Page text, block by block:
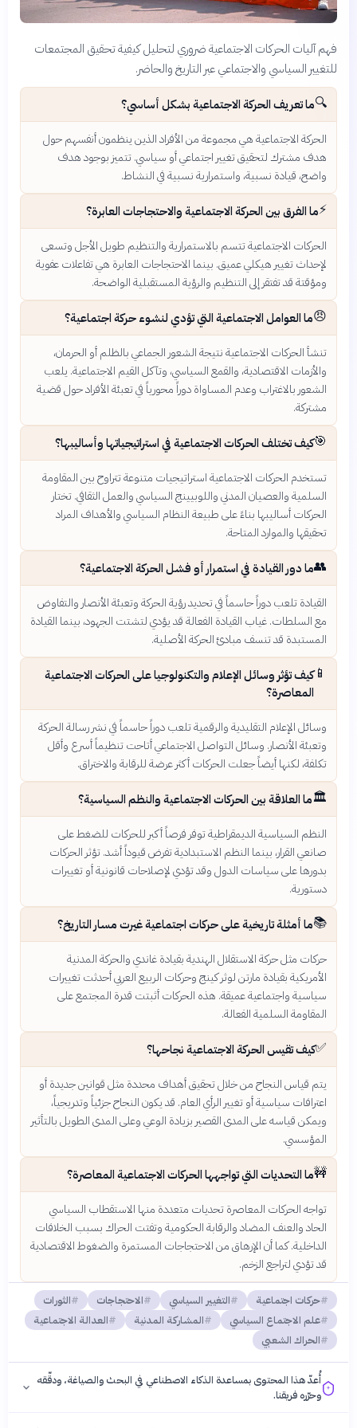
فهم آليات الحركات الاجتماعية ضروري لتحليل كيفية تحقيق المجتمعات
للتغيير السياسي والاجتماعي عبر التاريخ والحاضر.
🔍ما تعريف الحركة الاجتماعية بشكل أساسي؟
الحركة الاجتماعية هي مجموعة من الأفراد الذين ينظمون أنفسهم حول
هدف مشترك لتحقيق تغيير اجتماعي أو سياسي. تتميز بوجود هدف
واضح، قيادة نسبية، واستمرارية نسبية في النشاط.
⚡ما الفرق بين الحركة الاجتماعية والاحتجاجات العابرة؟
الحركات الاجتماعية تتسم بالاستمرارية والتنظيم طويل الأجل وتسعى
لإحداث تغيير هيكلي عميق. بينما الاحتجاجات العابرة هي تفاعلات عفوية
ومؤقتة قد تفتقر إلى التنظيم والرؤية المستقبلية الواضحة.
😠ما العوامل الاجتماعية التي تؤدي لنشوء حركة اجتماعية؟
تنشأ الحركات الاجتماعية نتيجة الشعور الجماعي بالظلم أو الحرمان،
والأزمات الاقتصادية، والقمع السياسي، وتآكل القيم الاجتماعية. يلعب
الشعور بالاغتراب وعدم المساواة دوراً محورياً في تعبئة الأفراد حول قضية
مشتركة.
🎯كيف تختلف الحركات الاجتماعية في استراتيجياتها وأساليبها؟
تستخدم الحركات الاجتماعية استراتيجيات متنوعة تتراوح بين المقاومة
السلمية والعصيان المدني واللوبيينج السياسي والعمل الثقافي. تختار
الحركات أساليبها بناءً على طبيعة النظام السياسي والأهداف المراد
تحقيقها والموارد المتاحة.
👥ما دور القيادة في استمرار أو فشل الحركة الاجتماعية؟
القيادة تلعب دوراً حاسماً في تحديد رؤية الحركة وتعبئة الأنصار والتفاوض
مع السلطات. غياب القيادة الفعالة قد يؤدي لتشتت الجهود، بينما القيادة
المستبدة قد تنسف مبادئ الحركة الأصلية.
📱كيف تؤثر وسائل الإعلام والتكنولوجيا على الحركات الاجتماعية
المعاصرة؟
وسائل الإعلام التقليدية والرقمية تلعب دوراً حاسماً في نشر رسالة الحركة
وتعبئة الأنصار. وسائل التواصل الاجتماعي أتاحت تنظيماً أسرع وأقل
تكلفة، لكنها أيضاً جعلت الحركات أكثر عرضة للرقابة والاختراق.
🏛️ما العلاقة بين الحركات الاجتماعية والنظم السياسية؟
النظم السياسية الديمقراطية توفر فرصاً أكبر للحركات للضغط على
صانعي القرار، بينما النظم الاستبدادية تفرض قيوداً أشد. تؤثر الحركات
بدورها على سياسات الدول وقد تؤدي لإصلاحات قانونية أو تغييرات
دستورية.
📚ما أمثلة تاريخية على حركات اجتماعية غيرت مسار التاريخ؟
حركات مثل حركة الاستقلال الهندية بقيادة غاندي والحركة المدنية
الأمريكية بقيادة مارتن لوثر كينج وحركات الربيع العربي أحدثت تغييرات
سياسية واجتماعية عميقة. هذه الحركات أثبتت قدرة المجتمع على
المقاومة السلمية الفعالة.
✅كيف تقيس الحركة الاجتماعية نجاحها؟
يتم قياس النجاح من خلال تحقيق أهداف محددة مثل قوانين جديدة أو
اعترافات سياسية أو تغيير الرأي العام. قد يكون النجاح جزئياً وتدريجياً،
ويمكن قياسه على المدى القصير بزيادة الوعي وعلى المدى الطويل بالتأثير
المؤسسي.
🚧ما التحديات التي تواجهها الحركات الاجتماعية المعاصرة؟
تواجه الحركات المعاصرة تحديات متعددة منها الاستقطاب السياسي
الحاد والعنف المضاد والرقابة الحكومية وتفتت الحراك بسبب الخلافات
الداخلية. كما أن الإرهاق من الاحتجاجات المستمرة والضغوط الاقتصادية
قد تؤدي لتراجع الزخم.
حركات اجتماعية التغيير السياسي الاحتجاجات
الثورات
علم الاجتماع السياسي
المشاركة المدنية
العدالة الاجتماعية
الحراك الشعبي
أُعدّ هذا المحتوى بمساعدة الذكاء الاصطناعي في البحث والصياغة، ودقّقه
وحرّره فريقنا.